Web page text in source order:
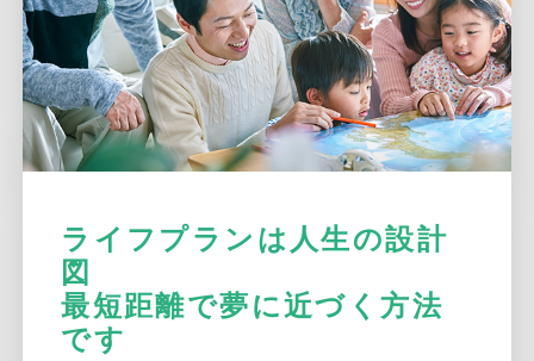
ライフプランは人生の設計
図
最短距離で夢に近づく方法
です